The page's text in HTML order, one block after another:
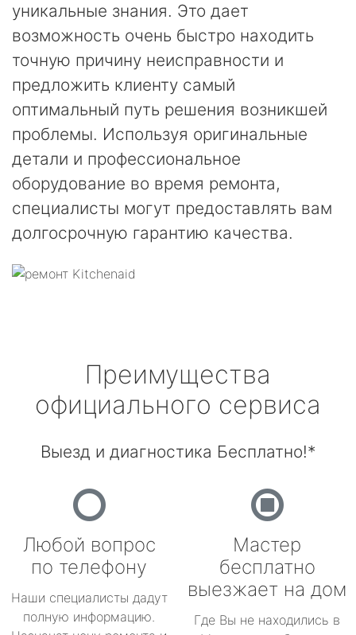
уникальные знания. Это дает
возможность очень быстро находить
точную причину неисправности и
предложить клиенту самый
оптимальный путь решения возникшей
проблемы. Используя оригинальные
детали и профессиональное
оборудование во время ремонта,
специалисты могут предоставлять вам
долгосрочную гарантию качества.
Преимущества
официального сервиса
Выезд и диагностика Бесплатно!*
Любой вопрос
по телефону
Наши специалисты дадут
полную информацию.
Мастер
бесплатно
выезжает на дом
Где Вы не находились в